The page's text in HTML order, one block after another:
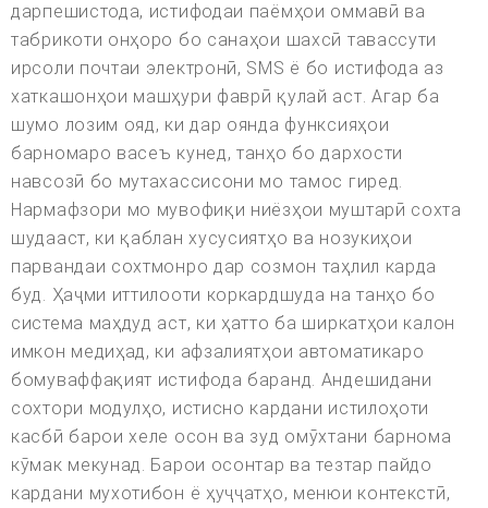
дарпешистода, истифодаи паёмҳои оммавӣ ва
табрикоти онҳоро бо санаҳои шахсӣ тавассути
ирсоли почтаи электронӣ, SMS ё бо истифода аз
хаткашонҳои машҳури фаврӣ қулай аст. Агар ба
шумо лозим ояд, ки дар оянда функсияҳои
барномаро васеъ кунед, танҳо бо дархости
навсозӣ бо мутахассисони мо тамос гиред.
Нармафзори мо мувофиқи ниёзҳои муштарӣ сохта
шудааст, ки қаблан хусусиятҳо ва нозукиҳои
парвандаи сохтмонро дар созмон таҳлил карда
буд. Ҳаҷми иттилооти коркардшуда на танҳо бо
система маҳдуд аст, ки ҳатто ба ширкатҳои калон
имкон медиҳад, ки афзалиятҳои автоматикаро
бомуваффақият истифода баранд. Андешидани
сохтори модулҳо, истисно кардани истилоҳоти
касбӣ барои хеле осон ва зуд омӯхтани барнома
кӯмак мекунад. Барои осонтар ва тезтар пайдо
кардани мухотибон ё ҳуҷҷатҳо, менюи контекстӣ,